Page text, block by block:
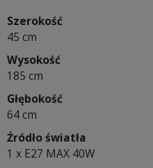
Szerokość
45 cm
Wysokość
185 cm
Głębokość
64 cm
Źródło światła
1 x E27 MAX 40W